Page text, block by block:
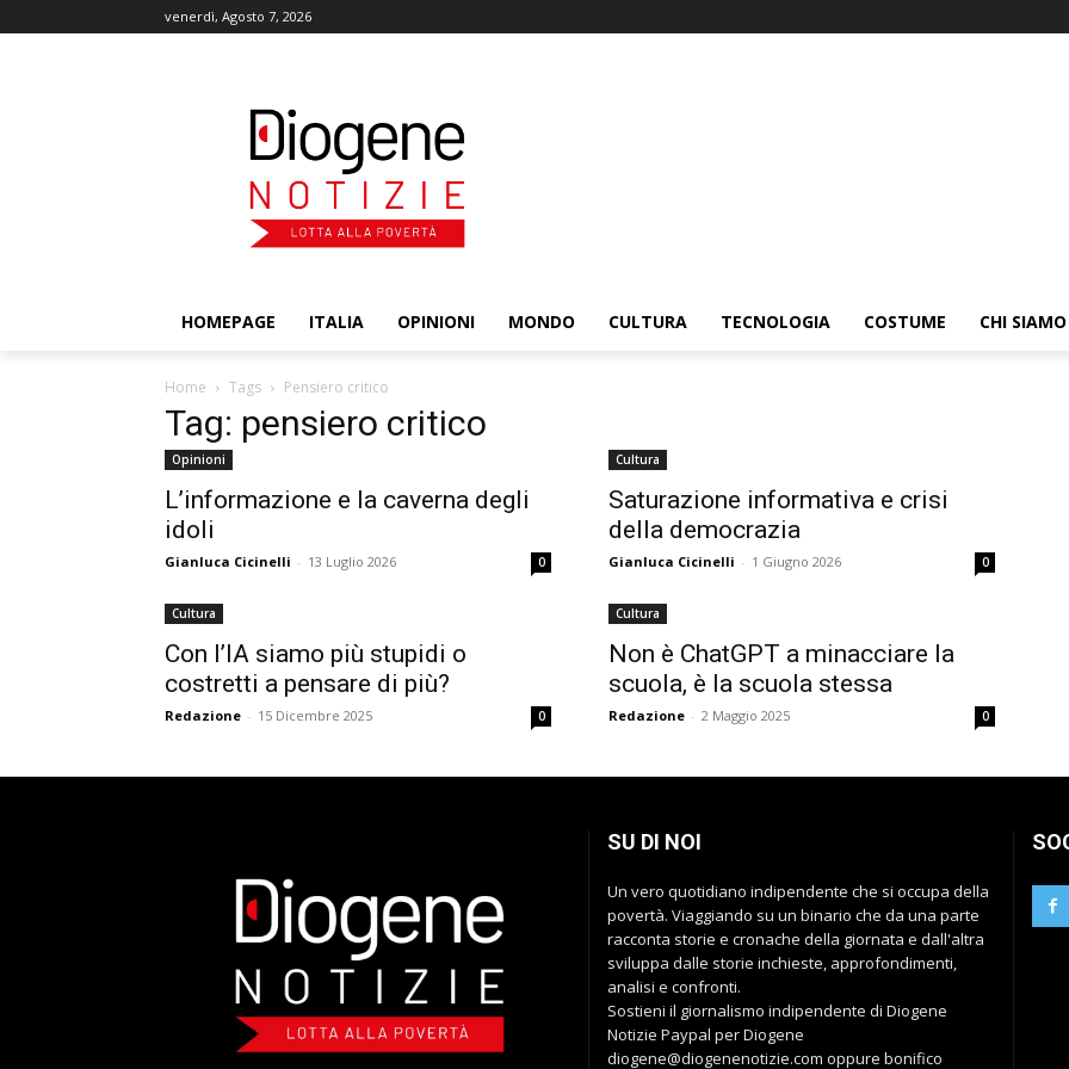
venerdì, Agosto 7, 2026
HOMEPAGE ITALIA OPINIONI MONDO CULTURA TECNOLOGIA COSTUME CHI SIAMO
Home Tags Pensiero critico
Tag: pensiero critico
Opinioni
L’informazione e la caverna degli
idoli
Gianluca Cicinelli - 13 Luglio 2026 0
Cultura
Saturazione informativa e crisi
della democrazia
Gianluca Cicinelli - 1 Giugno 2026 0
Cultura
Con l’IA siamo più stupidi o
costretti a pensare di più?
Redazione - 15 Dicembre 2025 0
Cultura
Non è ChatGPT a minacciare la
scuola, è la scuola stessa
Redazione - 2 Maggio 2025 0
SU DI NOI
Un vero quotidiano indipendente che si occupa della
povertà. Viaggiando su un binario che da una parte
racconta storie e cronache della giornata e dall'altra
sviluppa dalle storie inchieste, approfondimenti,
analisi e confronti.
Sostieni il giornalismo indipendente di Diogene
Notizie Paypal per Diogene
diogene@diogenenotizie.com oppure bonifico